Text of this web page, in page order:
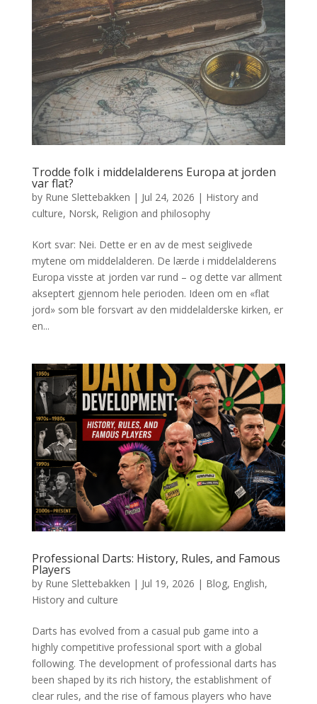
Trodde folk i middelalderens Europa at jorden
var flat?
by Rune Slettebakken | Jul 24, 2026 | History and
culture, Norsk, Religion and philosophy
Kort svar: Nei. Dette er en av de mest seiglivede
mytene om middelalderen. De lærde i middelalderens
Europa visste at jorden var rund – og dette var allment
akseptert gjennom hele perioden. Ideen om en «flat
jord» som ble forsvart av den middelalderske kirken, er
en...
Professional Darts: History, Rules, and Famous
Players
by Rune Slettebakken | Jul 19, 2026 | Blog, English,
History and culture
Darts has evolved from a casual pub game into a
highly competitive professional sport with a global
following. The development of professional darts has
been shaped by its rich history, the establishment of
clear rules, and the rise of famous players who have